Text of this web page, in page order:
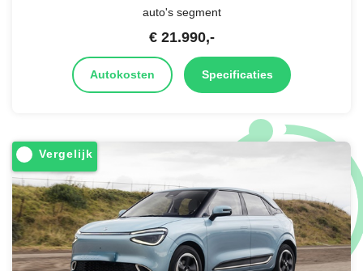
auto's segment
€ 21.990,-
Autokosten Specificaties
Vergelijk